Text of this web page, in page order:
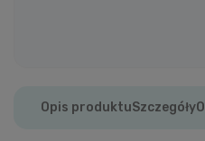
Opis produktuSzczegóły